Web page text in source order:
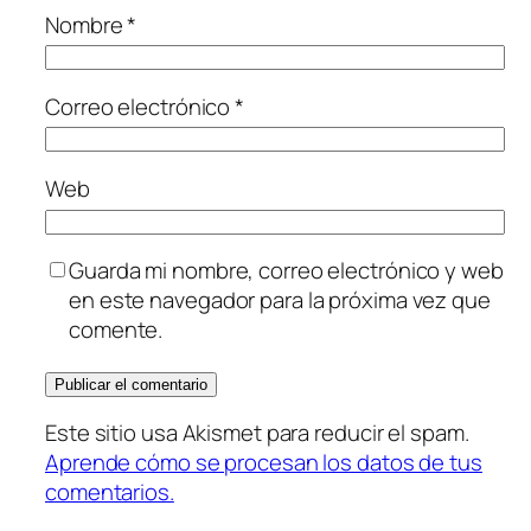
Nombre*
Correo electrónico*
Web
Guarda mi nombre, correo electrónico y web
en este navegador para la próxima vez que
comente.
Este sitio usa Akismet para reducir el spam.
Aprende cómo se procesan los datos de tus
comentarios.